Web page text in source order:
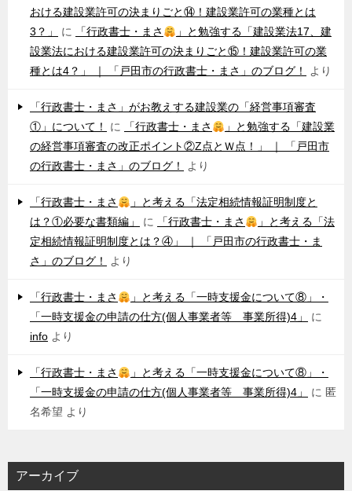
おける建設業許可の決まりごと⑭！建設業許可の業種とは
3？」
に 「行政書士・まさ
」と勉強する「建設業法17、建
設業法における建設業許可の決まりごと⑮！建設業許可の業
種とは4？」 ｜ 「戸田市の行政書士・まさ」のブログ！
より
「行政書士・まさ」がお教えする建設業の「経営事項審査
①」について！
に 「行政書士・まさ
」と勉強する「建設業
の経営事項審査の改正ポイント②Z点とＷ点！」 ｜ 「戸田市
の行政書士・まさ」のブログ！
より
「行政書士・まさ
」と考える「法定相続情報証明制度と
は？①必要な書類編」
に 「行政書士・まさ
」と考える「法
定相続情報証明制度とは？④」 ｜ 「戸田市の行政書士・ま
さ」のブログ！
より
「行政書士・まさ
」と考える「一時支援金について⑧」・
「一時支援金の申請の仕方(個人事業者等 事業所得)4」
に
info より
「行政書士・まさ
」と考える「一時支援金について⑧」・
「一時支援金の申請の仕方(個人事業者等 事業所得)4」
に 匿
名希望 より
アーカイブ